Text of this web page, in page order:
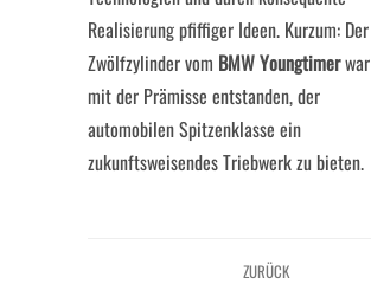
Realisierung pfiffiger Ideen. Kurzum: Der
Zwölfzylinder vom BMW Youngtimerwar
mit der Prämisse entstanden, der
automobilen Spitzenklasse ein
zukunftsweisendes Triebwerk zu bieten.
ZURÜCK